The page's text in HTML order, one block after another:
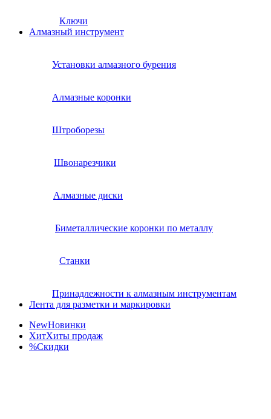
Ключи
Алмазный инструмент
Установки алмазного бурения
Алмазные коронки
Штроборезы
Швонарезчики
Алмазные диски
Биметаллические коронки по металлу
Станки
Принадлежности к алмазным инструментам
Лента для разметки и маркировки
NewНовинки
ХитХиты продаж
%Скидки